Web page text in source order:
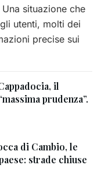
situazione che
utenti, molti dei
precise sui
il
prudenza”.
di Cambio, le
strade chiuse